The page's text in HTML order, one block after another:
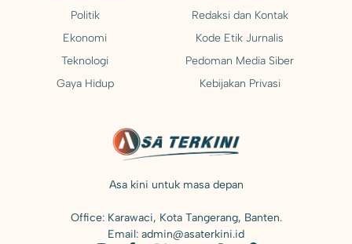
Politik
Ekonomi
Teknologi
Gaya Hidup
Redaksi dan Kontak
Kode Etik Jurnalis
Pedoman Media Siber
Kebijakan Privasi
Asa kini untuk masa depan
Office: Karawaci, Kota Tangerang, Banten.
Email: admin@asaterkini.id